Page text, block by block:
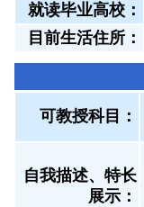
就读毕业高校：
目前生活住所：
可教授科目：
自我描述、特长
展示 ：